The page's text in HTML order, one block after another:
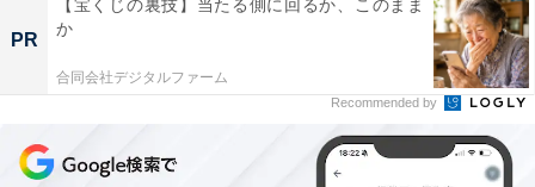
バッテリーがとにかく長持ちで、毎日充電するスト
レスから解放されたのが何よりも嬉しいポイントで
PR
【宝くじの裏技】当たる側に回るか、このまま
か
合同会社デジタルファーム
Recommended by